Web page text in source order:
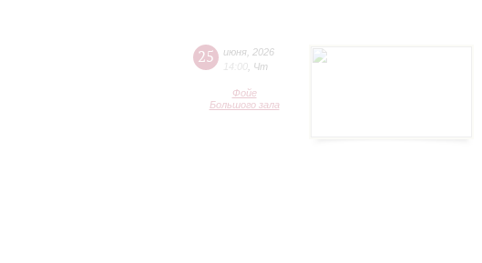
25 июня 2026
14:00 Чт
Фойе
Большого зала